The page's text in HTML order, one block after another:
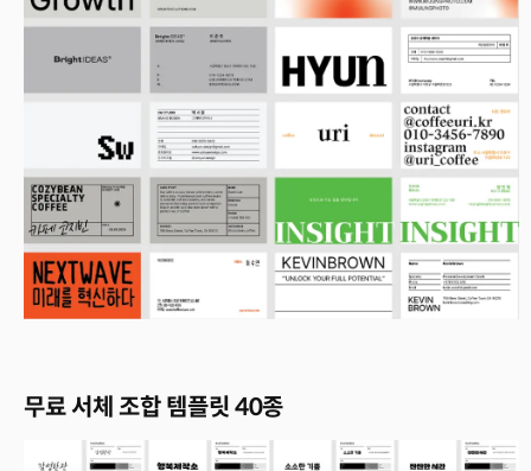
무료 서체 조합 템플릿 40종